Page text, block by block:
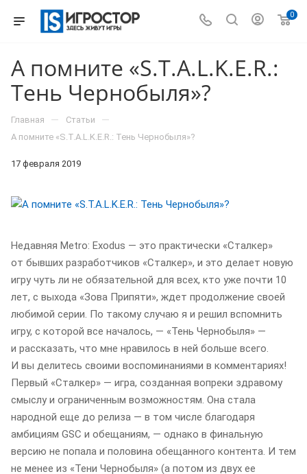
0
А помните «S.T.A.L.K.E.R.:
Тень Чернобыля»?
Главная — Статьи —
А помните «S.T.A.L.K.E.R.: Тень Чернобыля»?
17 февраля 2019
Недавняя Metro: Exodus — это практически «Сталкер»
от бывших разработчиков «Сталкер», и это делает новую
игру чуть ли не обязательной для всех, кто уже почти 10
лет, с выхода «Зова Припяти», ждет продолжение своей
любимой серии. По такому случаю я и решил вспомнить
игру, с которой все началось, — «Тень Чернобыля» —
и рассказать, что мне нравилось в ней больше всего.
И вы делитесь своими воспоминаниями в комментариях!
Первый «Сталкер» — игра, созданная вопреки здравому
смыслу и ограниченным возможностям. Она стала
народной еще до релиза — в том числе благодаря
амбициям GSC и обещаниям, — однако в финальную
версию не попала и половина обещанного контента. И тем
не менее из «Тени Чернобыля» (а потом из двух ее